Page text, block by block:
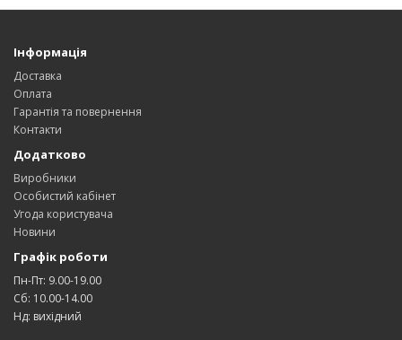
Інформація
Доставка
Оплата
Гарантія та повернення
Контакти
Додатково
Виробники
Особистий кабінет
Угода користувача
Новини
Графік роботи
Пн-Пт: 9.00-19.00
Сб: 10.00-14.00
Нд: вихідний